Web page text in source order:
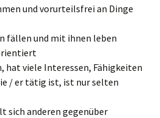
und vorurteilsfrei an Dinge
fällen und mit ihnen leben
hat viele Interessen, Fähigkeiten
/ er tätig ist, ist nur selten
sich anderen gegenüber